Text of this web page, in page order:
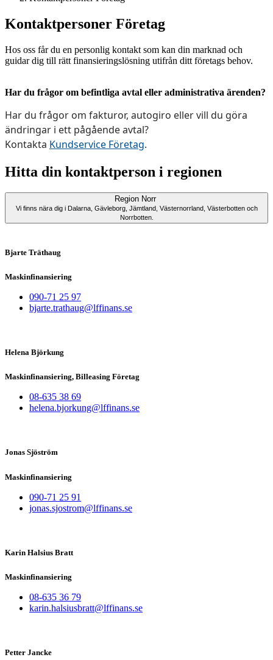
Kontaktpersoner Företag
Hos oss får du en personlig kontakt som kan din marknad och
guidar dig till rätt finansieringslösning utifrån ditt företags behov.
Har du frågor om befintliga avtal eller administrativa ärenden?
Har du frågor om fakturor, autogiro eller vill du göra
ändringar i ett pågående avtal?
Kontakta Kundservice Företag.
Hitta din kontaktperson i regionen
Region Norr
Vi finns nära dig i Dalarna, Gävleborg, Jämtland, Västernorrland, Västerbotten och
Norrbotten.
Bjarte Träthaug
Maskinfinansiering
090-71 25 97
bjarte.trathaug@lffinans.se
Helena Björkung
Maskinfinansiering, Billeasing Företag
08-635 38 69
helena.bjorkung@lffinans.se
Jonas Sjöström
Maskinfinansiering
090-71 25 91
jonas.sjostrom@lffinans.se
Karin Halsius Bratt
Maskinfinansiering
08-635 36 79
karin.halsiusbratt@lffinans.se
Petter Jancke